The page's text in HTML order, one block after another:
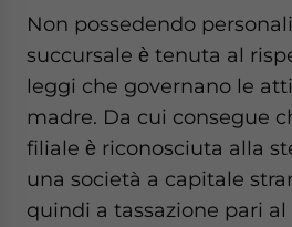
Non possedendo
succursale ѐ tenuta al
leggi che governano le
madre. Da cui consegue
filiale ѐ riconosciuta alla
una società a capitale
quindi a tassazione pari